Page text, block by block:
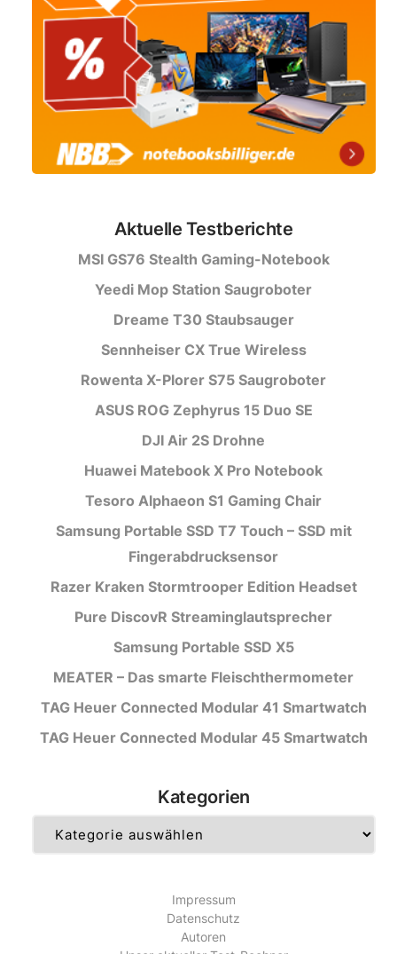
Aktuelle Testberichte
MSI GS76 Stealth Gaming-Notebook
Yeedi Mop Station Saugroboter
Dreame T30 Staubsauger
Sennheiser CX True Wireless
Rowenta X-Plorer S75 Saugroboter
ASUS ROG Zephyrus 15 Duo SE
DJI Air 2S Drohne
Huawei Matebook X Pro Notebook
Tesoro Alphaeon S1 Gaming Chair
Samsung Portable SSD T7 Touch – SSD mit
Fingerabdrucksensor
Razer Kraken Stormtrooper Edition Headset
Pure DiscovR Streaminglautsprecher
Samsung Portable SSD X5
MEATER – Das smarte Fleischthermometer
TAG Heuer Connected Modular 41 Smartwatch
TAG Heuer Connected Modular 45 Smartwatch
Kategorien
Impressum
Datenschutz
Autoren